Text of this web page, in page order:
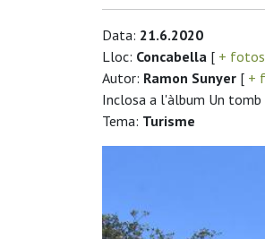
Data: 21.6.2020
Lloc: Concabella [ + fotos
Autor: Ramon Sunyer [ +
Inclosa a l'àlbum Un tomb
Tema: Turisme